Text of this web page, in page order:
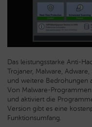
Das leistungsstarke Anti-
Trojaner, Malware,
und weitere Bedrohungen
Von Malware-
und aktiviert die
Version gibt es eine
Funktionsumfang.